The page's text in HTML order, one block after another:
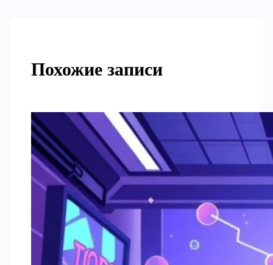
Похожие записи